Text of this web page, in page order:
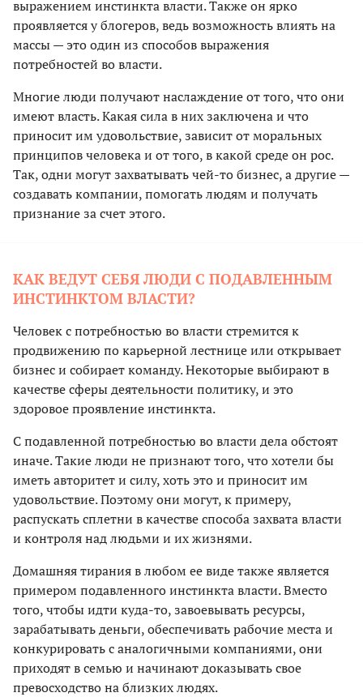
выражением инстинкта власти. Также он ярко
проявляется у блогеров, ведь возможность влиять на
массы — это один из способов выражения
потребностей во власти.
Многие люди получают наслаждение от того, что они
имеют власть. Какая сила в них заключена и что
приносит им удовольствие, зависит от моральных
принципов человека и от того, в какой среде он рос.
Так, одни могут захватывать чей-то бизнес, а другие —
создавать компании, помогать людям и получать
признание за счет этого.
КАК ВЕДУТ СЕБЯ ЛЮДИ С ПОДАВЛЕННЫМ
ИНСТИНКТОМ ВЛАСТИ?
Человек с потребностью во власти стремится к
продвижению по карьерной лестнице или открывает
бизнес и собирает команду. Некоторые выбирают в
качестве сферы деятельности политику, и это
здоровое проявление инстинкта.
С подавленной потребностью во власти дела обстоят
иначе. Такие люди не признают того, что хотели бы
иметь авторитет и силу, хоть это и приносит им
удовольствие. Поэтому они могут, к примеру,
распускать сплетни в качестве способа захвата власти
и контроля над людьми и их жизнями.
Домашняя тирания в любом ее виде также является
примером подавленного инстинкта власти. Вместо
того, чтобы идти куда-то, завоевывать ресурсы,
зарабатывать деньги, обеспечивать рабочие места и
конкурировать с аналогичными компаниями, они
приходят в семью и начинают доказывать свое
превосходство на близких людях.